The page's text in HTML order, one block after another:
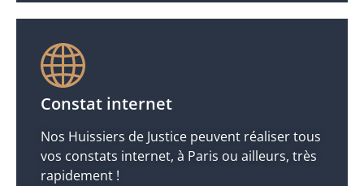
Constat internet
Nos Huissiers de Justice peuvent réaliser tous
vos constats internet, à Paris ou ailleurs, très
rapidement !